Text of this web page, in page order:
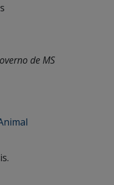
de MS